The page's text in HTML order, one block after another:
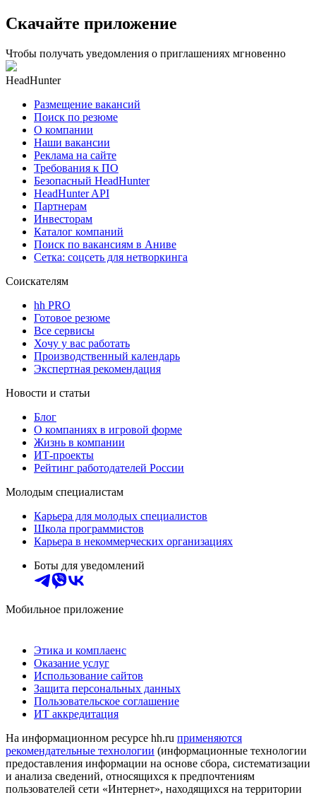
Скачайте приложение
Чтобы получать уведомления о приглашениях мгновенно
HeadHunter
Размещение вакансий
Поиск по резюме
О компании
Наши вакансии
Реклама на сайте
Требования к ПО
Безопасный HeadHunter
HeadHunter API
Партнерам
Инвесторам
Каталог компаний
Поиск по вакансиям в Аниве
Сетка: соцсеть для нетворкинга
Соискателям
hh PRO
Готовое резюме
Все сервисы
Хочу у вас работать
Производственный календарь
Экспертная рекомендация
Новости и статьи
Блог
О компаниях в игровой форме
Жизнь в компании
ИТ-проекты
Рейтинг работодателей России
Молодым специалистам
Карьера для молодых специалистов
Школа программистов
Карьера в некоммерческих организациях
Боты для уведомлений
Мобильное приложение
Этика и комплаенс
Оказание услуг
Использование сайтов
Защита персональных данных
Пользовательское соглашение
ИТ аккредитация
На информационном ресурсе hh.ru применяются
рекомендательные технологии (информационные технологии
предоставления информации на основе сбора, систематизации
и анализа сведений, относящихся к предпочтениям
пользователей сети «Интернет», находящихся на территории